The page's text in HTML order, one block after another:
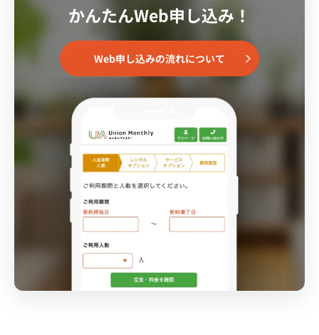
かんたんWeb申し込み！
Web申し込みの流れについて